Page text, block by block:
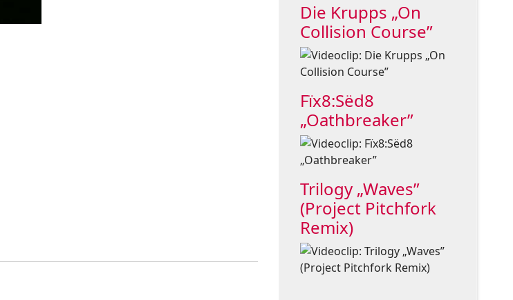
Die Krupps „On
Collision Course”
Fïx8:Sëd8
„Oathbreaker”
Trilogy „Waves”
(Project Pitchfork
Remix)